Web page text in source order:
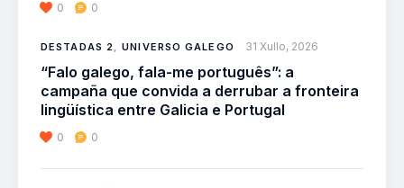
0 0
DESTADAS 2,UNIVERSO GALEGO 31 Xullo, 2026
“Falo galego, fala-me português”: a
campaña que convida a derrubar a fronteira
lingüística entre Galicia e Portugal
0 0